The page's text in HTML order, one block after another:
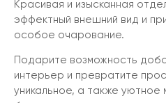
Красивая и изысканная
эффектный внешний вид и
особое очарование.
Подарите возможность
интерьер и превратите
уникальное, а также уютное